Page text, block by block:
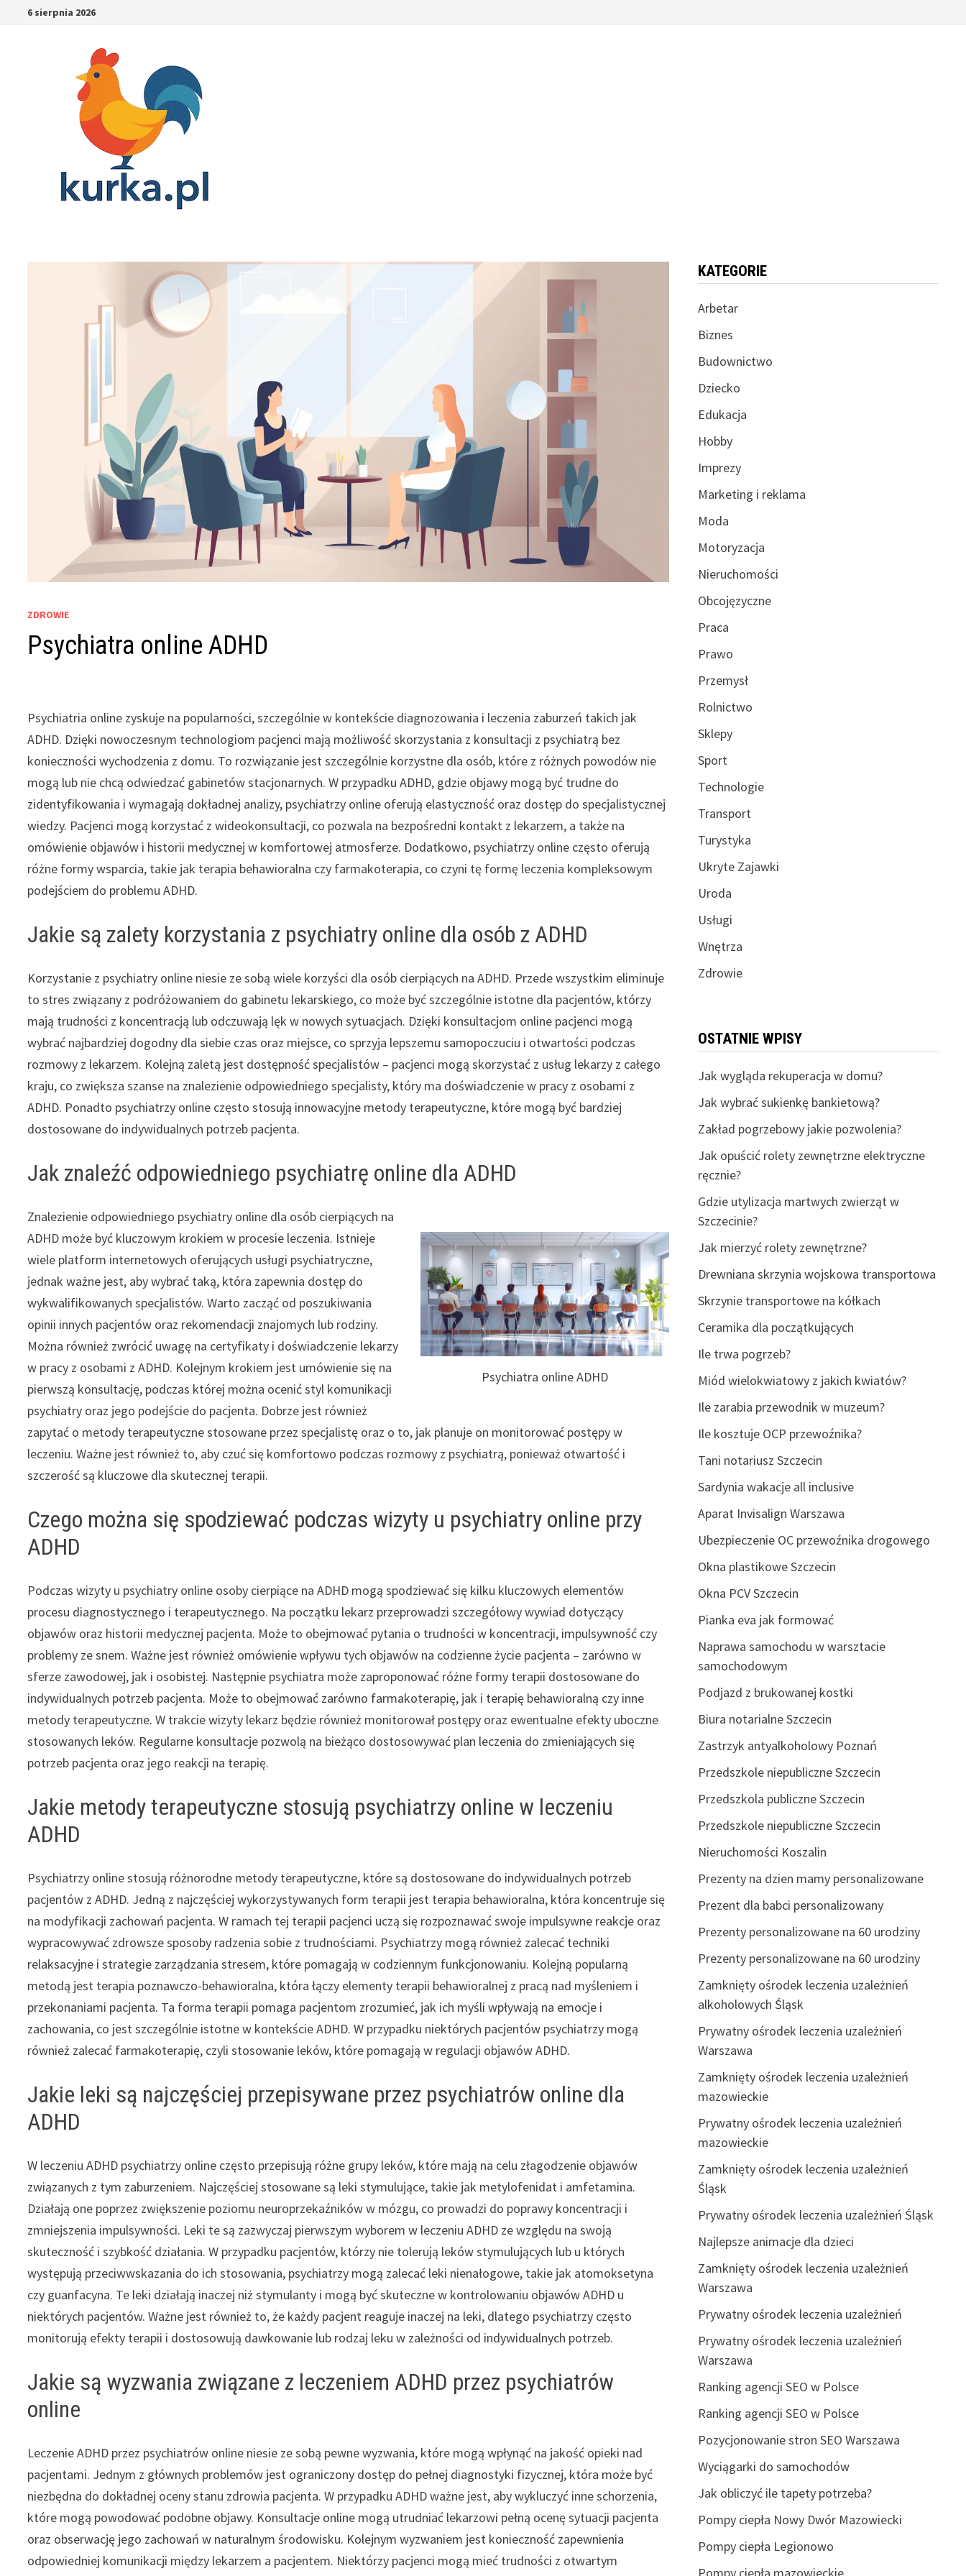
6 sierpnia 2026
ZDROWIE
Psychiatra online ADHD
Psychiatria online zyskuje na popularności, szczególnie w kontekście diagnozowania i leczenia zaburzeń takich jak
ADHD. Dzięki nowoczesnym technologiom pacjenci mają możliwość skorzystania z konsultacji z psychiatrą bez
konieczności wychodzenia z domu. To rozwiązanie jest szczególnie korzystne dla osób, które z różnych powodów nie
mogą lub nie chcą odwiedzać gabinetów stacjonarnych. W przypadku ADHD, gdzie objawy mogą być trudne do
zidentyfikowania i wymagają dokładnej analizy, psychiatrzy online oferują elastyczność oraz dostęp do specjalistycznej
wiedzy. Pacjenci mogą korzystać z wideokonsultacji, co pozwala na bezpośredni kontakt z lekarzem, a także na
omówienie objawów i historii medycznej w komfortowej atmosferze. Dodatkowo, psychiatrzy online często oferują
różne formy wsparcia, takie jak terapia behawioralna czy farmakoterapia, co czyni tę formę leczenia kompleksowym
podejściem do problemu ADHD.
Jakie są zalety korzystania z psychiatry online dla osób z ADHD
Korzystanie z psychiatry online niesie ze sobą wiele korzyści dla osób cierpiących na ADHD. Przede wszystkim eliminuje
to stres związany z podróżowaniem do gabinetu lekarskiego, co może być szczególnie istotne dla pacjentów, którzy
mają trudności z koncentracją lub odczuwają lęk w nowych sytuacjach. Dzięki konsultacjom online pacjenci mogą
wybrać najbardziej dogodny dla siebie czas oraz miejsce, co sprzyja lepszemu samopoczuciu i otwartości podczas
rozmowy z lekarzem. Kolejną zaletą jest dostępność specjalistów – pacjenci mogą skorzystać z usług lekarzy z całego
kraju, co zwiększa szanse na znalezienie odpowiedniego specjalisty, który ma doświadczenie w pracy z osobami z
ADHD. Ponadto psychiatrzy online często stosują innowacyjne metody terapeutyczne, które mogą być bardziej
dostosowane do indywidualnych potrzeb pacjenta.
Jak znaleźć odpowiedniego psychiatrę online dla ADHD
Psychiatra online ADHD
Znalezienie odpowiedniego psychiatry online dla osób cierpiących na
ADHD może być kluczowym krokiem w procesie leczenia. Istnieje
wiele platform internetowych oferujących usługi psychiatryczne,
jednak ważne jest, aby wybrać taką, która zapewnia dostęp do
wykwalifikowanych specjalistów. Warto zacząć od poszukiwania
opinii innych pacjentów oraz rekomendacji znajomych lub rodziny.
Można również zwrócić uwagę na certyfikaty i doświadczenie lekarzy
w pracy z osobami z ADHD. Kolejnym krokiem jest umówienie się na
pierwszą konsultację, podczas której można ocenić styl komunikacji
psychiatry oraz jego podejście do pacjenta. Dobrze jest również
zapytać o metody terapeutyczne stosowane przez specjalistę oraz o to, jak planuje on monitorować postępy w
leczeniu. Ważne jest również to, aby czuć się komfortowo podczas rozmowy z psychiatrą, ponieważ otwartość i
szczerość są kluczowe dla skutecznej terapii.
Czego można się spodziewać podczas wizyty u psychiatry online przy
ADHD
Podczas wizyty u psychiatry online osoby cierpiące na ADHD mogą spodziewać się kilku kluczowych elementów
procesu diagnostycznego i terapeutycznego. Na początku lekarz przeprowadzi szczegółowy wywiad dotyczący
objawów oraz historii medycznej pacjenta. Może to obejmować pytania o trudności w koncentracji, impulsywność czy
problemy ze snem. Ważne jest również omówienie wpływu tych objawów na codzienne życie pacjenta – zarówno w
sferze zawodowej, jak i osobistej. Następnie psychiatra może zaproponować różne formy terapii dostosowane do
indywidualnych potrzeb pacjenta. Może to obejmować zarówno farmakoterapię, jak i terapię behawioralną czy inne
metody terapeutyczne. W trakcie wizyty lekarz będzie również monitorował postępy oraz ewentualne efekty uboczne
stosowanych leków. Regularne konsultacje pozwolą na bieżąco dostosowywać plan leczenia do zmieniających się
potrzeb pacjenta oraz jego reakcji na terapię.
Jakie metody terapeutyczne stosują psychiatrzy online w leczeniu
ADHD
Psychiatrzy online stosują różnorodne metody terapeutyczne, które są dostosowane do indywidualnych potrzeb
pacjentów z ADHD. Jedną z najczęściej wykorzystywanych form terapii jest terapia behawioralna, która koncentruje się
na modyfikacji zachowań pacjenta. W ramach tej terapii pacjenci uczą się rozpoznawać swoje impulsywne reakcje oraz
wypracowywać zdrowsze sposoby radzenia sobie z trudnościami. Psychiatrzy mogą również zalecać techniki
relaksacyjne i strategie zarządzania stresem, które pomagają w codziennym funkcjonowaniu. Kolejną popularną
metodą jest terapia poznawczo-behawioralna, która łączy elementy terapii behawioralnej z pracą nad myśleniem i
przekonaniami pacjenta. Ta forma terapii pomaga pacjentom zrozumieć, jak ich myśli wpływają na emocje i
zachowania, co jest szczególnie istotne w kontekście ADHD. W przypadku niektórych pacjentów psychiatrzy mogą
również zalecać farmakoterapię, czyli stosowanie leków, które pomagają w regulacji objawów ADHD.
Jakie leki są najczęściej przepisywane przez psychiatrów online dla
ADHD
W leczeniu ADHD psychiatrzy online często przepisują różne grupy leków, które mają na celu złagodzenie objawów
związanych z tym zaburzeniem. Najczęściej stosowane są leki stymulujące, takie jak metylofenidat i amfetamina.
Działają one poprzez zwiększenie poziomu neuroprzekaźników w mózgu, co prowadzi do poprawy koncentracji i
zmniejszenia impulsywności. Leki te są zazwyczaj pierwszym wyborem w leczeniu ADHD ze względu na swoją
skuteczność i szybkość działania. W przypadku pacjentów, którzy nie tolerują leków stymulujących lub u których
występują przeciwwskazania do ich stosowania, psychiatrzy mogą zalecać leki nienałogowe, takie jak atomoksetyna
czy guanfacyna. Te leki działają inaczej niż stymulanty i mogą być skuteczne w kontrolowaniu objawów ADHD u
niektórych pacjentów. Ważne jest również to, że każdy pacjent reaguje inaczej na leki, dlatego psychiatrzy często
monitorują efekty terapii i dostosowują dawkowanie lub rodzaj leku w zależności od indywidualnych potrzeb.
Jakie są wyzwania związane z leczeniem ADHD przez psychiatrów
online
Leczenie ADHD przez psychiatrów online niesie ze sobą pewne wyzwania, które mogą wpłynąć na jakość opieki nad
pacjentami. Jednym z głównych problemów jest ograniczony dostęp do pełnej diagnostyki fizycznej, która może być
niezbędna do dokładnej oceny stanu zdrowia pacjenta. W przypadku ADHD ważne jest, aby wykluczyć inne schorzenia,
które mogą powodować podobne objawy. Konsultacje online mogą utrudniać lekarzowi pełną ocenę sytuacji pacjenta
oraz obserwację jego zachowań w naturalnym środowisku. Kolejnym wyzwaniem jest konieczność zapewnienia
odpowiedniej komunikacji między lekarzem a pacjentem. Niektórzy pacjenci mogą mieć trudności z otwartym
KATEGORIE
Arbetar
Biznes
Budownictwo
Dziecko
Edukacja
Hobby
Imprezy
Marketing i reklama
Moda
Motoryzacja
Nieruchomości
Obcojęzyczne
Praca
Prawo
Przemysł
Rolnictwo
Sklepy
Sport
Technologie
Transport
Turystyka
Ukryte Zajawki
Uroda
Usługi
Wnętrza
Zdrowie
OSTATNIE WPISY
Jak wygląda rekuperacja w domu?
Jak wybrać sukienkę bankietową?
Zakład pogrzebowy jakie pozwolenia?
Jak opuścić rolety zewnętrzne elektryczne
ręcznie?
Gdzie utylizacja martwych zwierząt w
Szczecinie?
Jak mierzyć rolety zewnętrzne?
Drewniana skrzynia wojskowa transportowa
Skrzynie transportowe na kółkach
Ceramika dla początkujących
Ile trwa pogrzeb?
Miód wielokwiatowy z jakich kwiatów?
Ile zarabia przewodnik w muzeum?
Ile kosztuje OCP przewoźnika?
Tani notariusz Szczecin
Sardynia wakacje all inclusive
Aparat Invisalign Warszawa
Ubezpieczenie OC przewoźnika drogowego
Okna plastikowe Szczecin
Okna PCV Szczecin
Pianka eva jak formować
Naprawa samochodu w warsztacie
samochodowym
Podjazd z brukowanej kostki
Biura notarialne Szczecin
Zastrzyk antyalkoholowy Poznań
Przedszkole niepubliczne Szczecin
Przedszkola publiczne Szczecin
Przedszkole niepubliczne Szczecin
Nieruchomości Koszalin
Prezenty na dzien mamy personalizowane
Prezent dla babci personalizowany
Prezenty personalizowane na 60 urodziny
Prezenty personalizowane na 60 urodziny
Zamknięty ośrodek leczenia uzależnień
alkoholowych Śląsk
Prywatny ośrodek leczenia uzależnień
Warszawa
Zamknięty ośrodek leczenia uzależnień
mazowieckie
Prywatny ośrodek leczenia uzależnień
mazowieckie
Zamknięty ośrodek leczenia uzależnień
Śląsk
Prywatny ośrodek leczenia uzależnień Śląsk
Najlepsze animacje dla dzieci
Zamknięty ośrodek leczenia uzależnień
Warszawa
Prywatny ośrodek leczenia uzależnień
Prywatny ośrodek leczenia uzależnień
Warszawa
Ranking agencji SEO w Polsce
Ranking agencji SEO w Polsce
Pozycjonowanie stron SEO Warszawa
Wyciągarki do samochodów
Jak obliczyć ile tapety potrzeba?
Pompy ciepła Nowy Dwór Mazowiecki
Pompy ciepła Legionowo